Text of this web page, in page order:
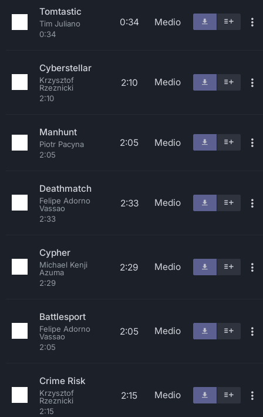
Tomtastic
Tim Juliano
0:34
0:34 Medio
Cyberstellar
Krzysztof
Rzeznicki
2:10
2:10 Medio
Manhunt
Piotr Pacyna
2:05
2:05 Medio
Deathmatch
Felipe Adorno
Vassao
2:33
2:33 Medio
Cypher
Michael Kenji
Azuma
2:29
2:29 Medio
Battlesport
Felipe Adorno
Vassao
2:05
2:05 Medio
Crime Risk
Krzysztof
Rzeznicki
2:15
2:15 Medio